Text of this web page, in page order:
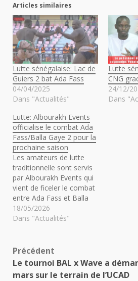
Articles similaires
Lutte sénégalaise: Lac de
Guiers 2 bat Ada Fass
04/04/2025
Dans "Actualités"
Lutte
CNG
24/12/
Dans
Lutte: Albourakh Events
officialise le combat Ada
Fass/Balla Gaye 2 pour la
prochaine saison
Les amateurs de lutte
traditionnelle sont servis
par Albourakh Events qui
vient de ficeler le combat
entre Ada Fass et Balla
Gaye 2 pour la saison
2026-2027 Le duel
bien connu, c'est-à-dire
Balla Gaye 2, à un jeune
loup aux dents longues
qui s’est…
18/05/2026
Dans "Actualités"
Navigation
d’article
Précédent
Le tournoi BAL x Wave a
mars sur le terrain de l’UCAD